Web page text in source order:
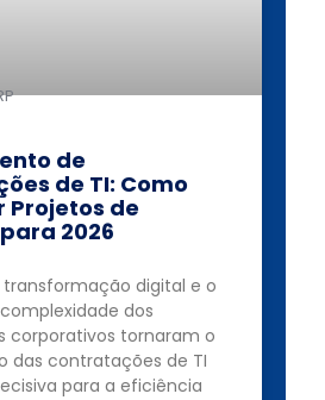
de
de TI: Como
Projetos de
2026
digital e o
dos
corporativos tornaram o
das contratações de TI
para a eficiência